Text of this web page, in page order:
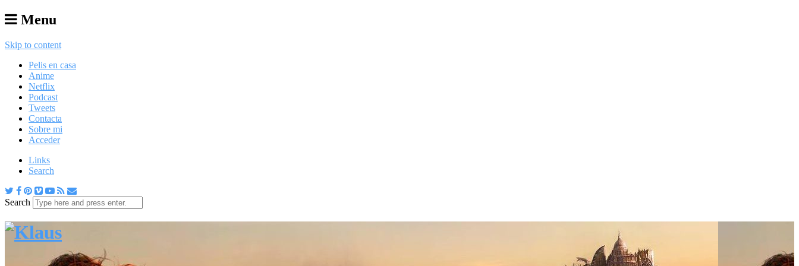
Menu
Skip to content
Pelis en casa
Anime
Netflix
Podcast
Tweets
Contacta
Sobre mi
Acceder
Links
Search
Search